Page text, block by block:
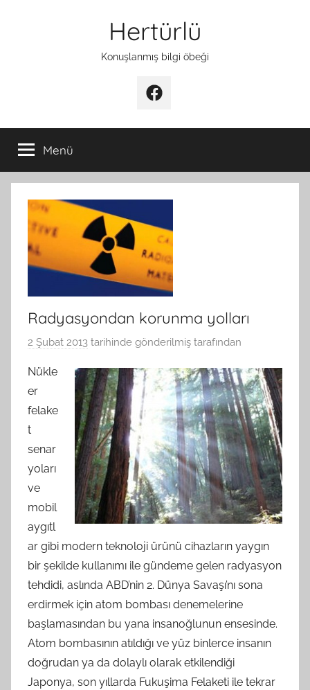
Hertürlü
Konuşlanmış bilgi öbeği
Facebook
Menü
Radyasyondan korunma yolları
2 Şubat 2013 tarihinde gönderilmiş tarafından
Nükle
er
felake
t
senar
yoları
ve
mobil
aygıtl
ar gibi modern teknoloji ürünü cihazların yaygın
bir şekilde kullanımı ile gündeme gelen radyasyon
tehdidi, aslında ABD’nin 2. Dünya Savaşı’nı sona
erdirmek için atom bombası denemelerine
başlamasından bu yana insanoğlunun ensesinde.
Atom bombasının atıldığı ve yüz binlerce insanın
doğrudan ya da dolaylı olarak etkilendiği
Japonya, son yıllarda Fukuşima Felaketi ile tekrar